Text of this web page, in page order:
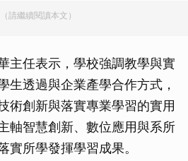
請繼續閱讀本文）
主任表示，學校強調教學與實
生透過與企業產學合作方式，
術創新與落實專業學習的實用
軸智慧創新、數位應用與系所
實所學發揮學習成果。